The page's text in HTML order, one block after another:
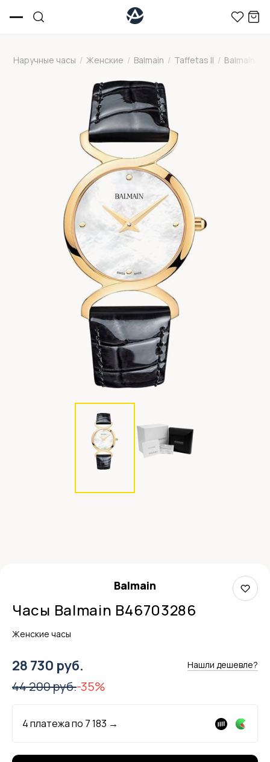
Наручные часы / Женские / Balmain / Taffetas II / Balmain
Balmain
Часы Balmain B46703286
Женские часы
28 730 руб. Нашли дешевле?
44 200 руб.-35%
4 платежа по 7 183 →